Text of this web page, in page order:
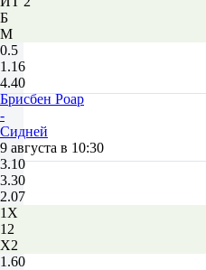
Б
М
0.5
1.16
4.40
Брисбен Роар
-
Сидней
9 августа в 10:30
3.10
3.30
2.07
1X
12
X2
1.60